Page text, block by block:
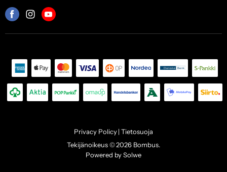
Palveluehdot
Mistä
MistäMistä
Privacy Policy | Tietosuoja
Tekijänoikeus © 2026 Bombus.
Powered by Solwe